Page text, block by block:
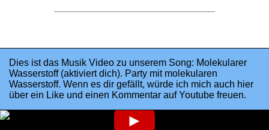
Dies ist das Musik Video zu unserem Song: Molekularer
Wasserstoff (aktiviert dich). Party mit molekularen
Wasserstoff. Wenn es dir gefällt, würde ich mich auch hier
über ein Like und einen Kommentar auf Youtube freuen.
►